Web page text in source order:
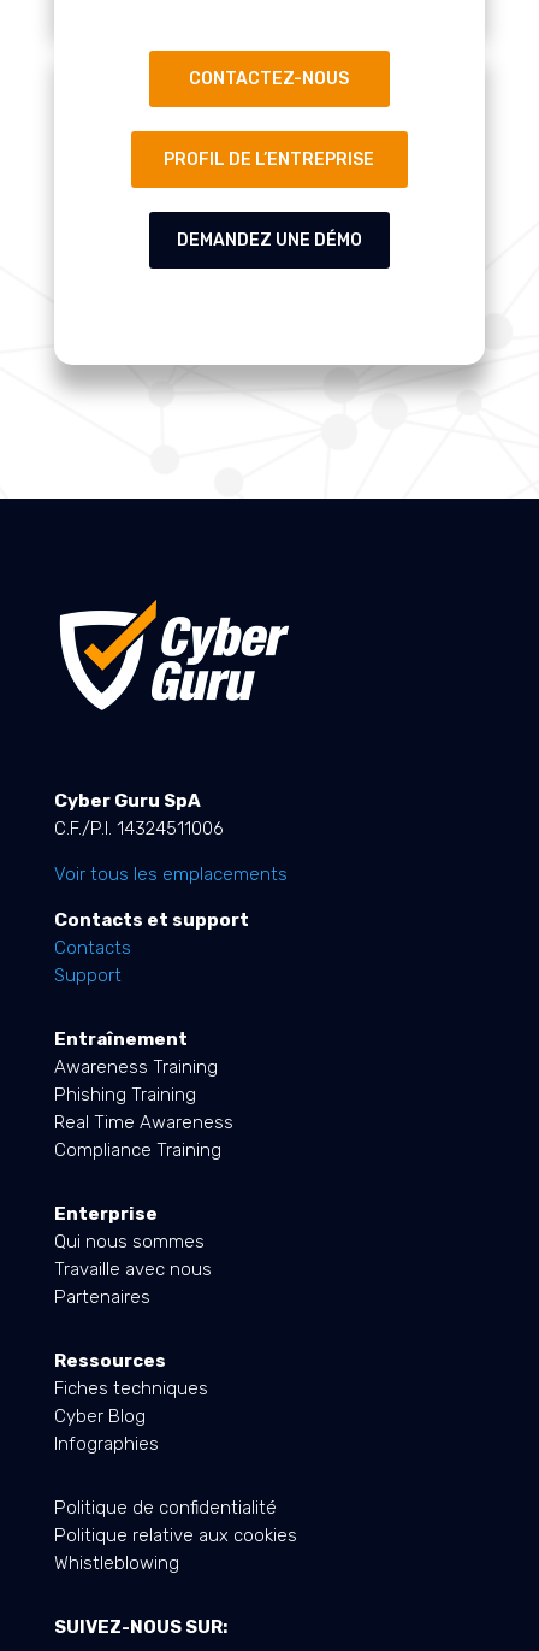
CONTACTEZ-NOUS
PROFIL DE L’ENTREPRISE
DEMANDEZ UNE DÉMO
Cyber Guru SpA
C.F./P.I. 14324511006
Voir tous les emplacements
Contacts et support
Contacts
Support
Entraînement
Awareness Training
Phishing Training
Real Time Awareness
Compliance Training
Enterprise
Qui nous sommes
Travaille avec nous
Partenaires
Ressources
Fiches techniques
Cyber Blog
Infographies
Politique de confidentialité
Politique relative aux cookies
Whistleblowing
SUIVEZ-NOUS SUR: